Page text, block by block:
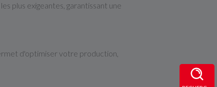
plus exigeantes, garantissant une
d'optimiser votre production,